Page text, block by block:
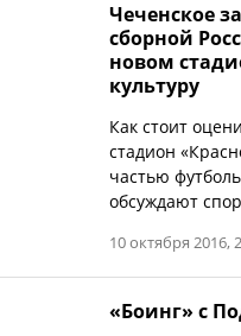
Чеченское
сборной
новом
культуру
Как стоит
стадион
частью
обсуждают
10 октября 2016,
«Боинг» с